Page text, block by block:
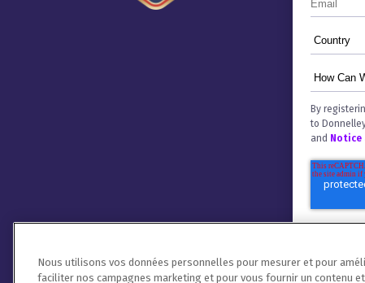
By
to
and Notice
Nous utilisons vos données personnelles pour mesurer et pour
faciliter nos campagnes marketing et pour vous fournir un contenu